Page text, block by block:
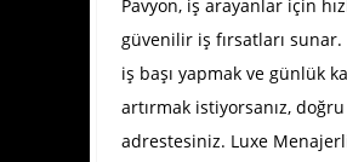
Pavyon, iş arayanlar için
güvenilir iş fırsatları sunar.
iş başı yapmak ve günlük
artırmak istiyorsanız, doğru
adrestesiniz. Luxe